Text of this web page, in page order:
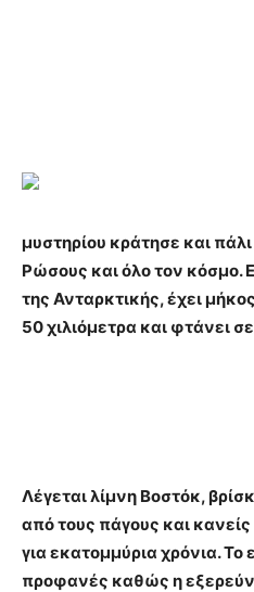
μυστηρίου κράτησε και
Ρώσους και όλο τον κόσμο.
της Ανταρκτικής, έχει
50 χιλιόμετρα και φτάνει
Λέγεται λίμνη Βοστόκ,
από τους πάγους και
για εκατομμύρια χρόνια. Το
προφανές καθώς η